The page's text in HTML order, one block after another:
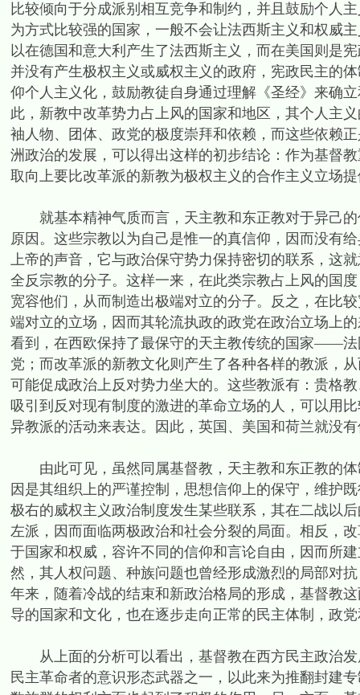
比较倾向于分成派别相互竞争和制约，并且鼓励个人
为方式比较强的国家，一般不会让法西斯主义和权威
以在德国和意大利产生了法西斯主义，而在美国则是
并没有产生极权主义或威权主义的政府，宪政民主的
仰个人主义化，鼓励教徒自身通过理解《圣经》来确
此，新教中改革势力占上风的国家和地区，其个人主
袖人物、团体、政党的极度崇拜和依赖，而这些依赖
洲政治的发展，可以得出这样的初步结论：作为基督
取向上要比改革派的新教为极权主义的合作主义立场
就基本精神气质而言，天主教和东正教对于异己的
原因。这些宗教以为自己是惟一的真信仰，因而没有
上帝的声音，它与政治保守势力保持密切的联系，这
全反宗教的分子。这样一来，在此类宗教占上风的国
宽容他们，从而制造出极端对立的分子。反之，在比
端对立的立场，因而其轮流执政的政党在政治立场上
看到，在西欧保持了最保守的天主教传统的国家——
党；而改革派的新教文化则产生了各种各样的教派，
可能促成政治上反对势力坐大的。这些教派有：贵格
吸引到反对现有制度的激进的革命立场的人，可以用
异教派的活动来表达。因此，英国、美国和荷兰就没
由此可见，虽然同属基督教，天主教和东正教的体
因是其组织上的严谨控制，思想信仰上的保守，维护
极右的威权主义政治制度发生某些联系，其在二战以
左派，因而面临两极政治和社会分裂的局面。相反，
于国家和权威，容许不同的信仰和言论自由，因而所
然，其人权问题、种族问题也曾经形成激烈的局部对
年来，随着冷战的结束和新政治格局的形成，基督教
导的国家和文化，也在逐步走向正常的民主体制，政
从上面的分析可以看出，基督教在西方民主政治发
民主革命者的意识形态武器之一，以此来为推翻封建